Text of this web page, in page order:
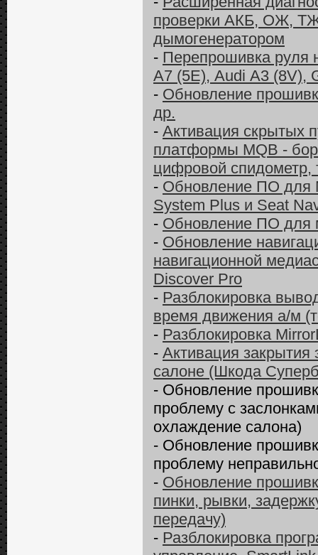
проверки АКБ, ОЖ, ТЖ
дымогенератором
- Перепрошивка руля
А7 (5E), Audi А3 (8V),
- Обновление
др.
- Активация скрытых
платформы MQB -
цифровой спидометр,
- Обновление ПО для
System Plus и Seat
- Обновление ПО для
- Обновление
навигационной
Discover Pro
- Разблокировка
время движения а/м
- Разблокировка
- Активация закрытия
салоне (Шкода
- Обновление
проблему с
охлаждение салона)
- Обновление
проблему
- Обновление
пинки, рывки,
передачу)
- Разблокировка